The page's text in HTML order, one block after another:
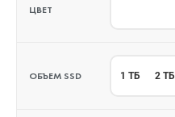
ЦВЕТ
ОБЪЕМ SSD 1 ТБ 2 ТБ